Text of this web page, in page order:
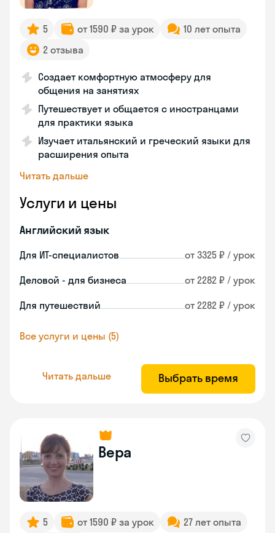
5 от 1590 ₽ за урок
10 лет опыта
2 отзыва
Создает комфортную атмосферу для
общения на занятиях
Путешествует и общается с иностранцами
для практики языка
Изучает итальянский и греческий языки для
расширения опыта
Читать дальше
Услуги и цены
Английский язык
Для ИТ-специалистов от 3325 ₽ / урок
Деловой - для бизнеса от 2282 ₽ / урок
Для путешествий от 2282 ₽ / урок
Все услуги и цены (5)
Читать дальше Выбрать время
Вера
5 от 1590 ₽ за урок
27 лет опыта